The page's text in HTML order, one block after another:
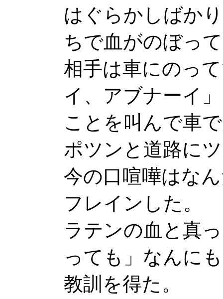
はぐらかしばか
ちで血がのぼっ
相手は車にのっ
イ、アブナーイ
ことを叫んで車
ポツンと道路に
今の口喧嘩はな
フレインした。
ラテンの血と真
っても」なんに
教訓を得た。